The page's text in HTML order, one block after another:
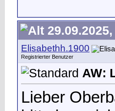
Elisabethh.1900
Registrierter Benutzer
AW:
Lieber